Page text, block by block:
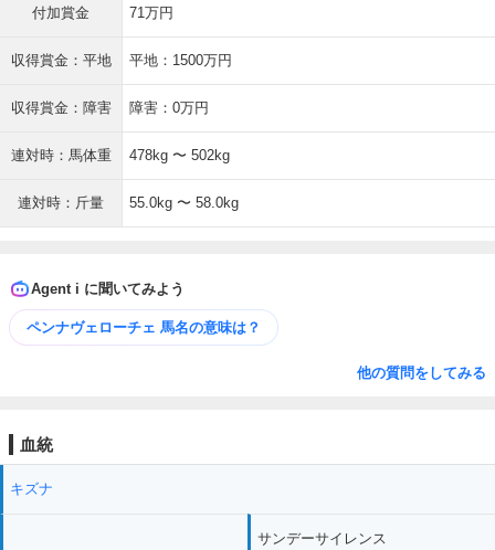
付加賞金 71万円
収得賞金：平地 平地：1500万円
収得賞金：障害 障害：0万円
連対時：馬体重 478kg 〜 502kg
連対時：斤量 55.0kg 〜 58.0kg
Agent i に聞いてみよう
ペンナヴェローチェ 馬名の意味は？
他の質問をしてみる
血統
キズナ
サンデーサイレンス